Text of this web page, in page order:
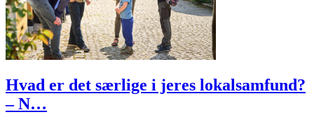
Hvad er det særlige i jeres lokalsamfund?
– N…